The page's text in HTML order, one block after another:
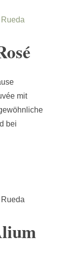
mit
bei